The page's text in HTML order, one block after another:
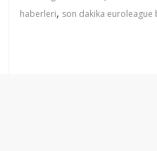
haberleri, son dakika